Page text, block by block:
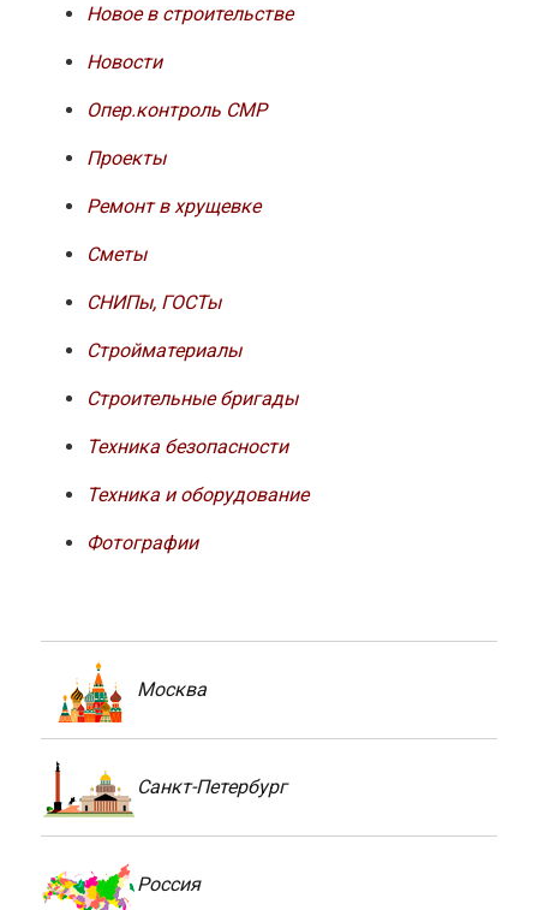
Новое в строительстве
Новости
Опер.контроль СМР
Проекты
Ремонт в хрущевке
Сметы
СНИПы, ГОСТы
Стройматериалы
Строительные бригады
Техника безопасности
Техника и оборудование
Фотографии
Москва
Санкт-Петербург
Россия